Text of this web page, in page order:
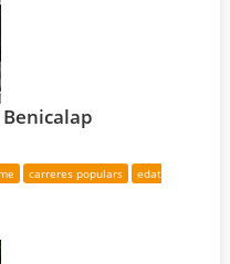
carreres populars
edat